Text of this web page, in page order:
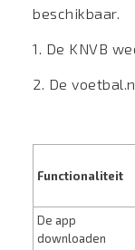
beschikbaar.
1. De KNVB
2. De
Functionaliteit
De app
downloaden